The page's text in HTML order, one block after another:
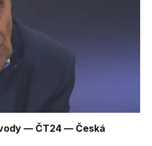
— ČT24 — Česká